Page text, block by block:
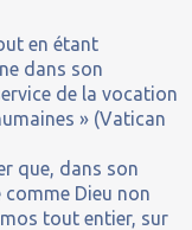
en étant
dans son
de la vocation
» (Vatican
que, dans son
Dieu non
tout entier, sur